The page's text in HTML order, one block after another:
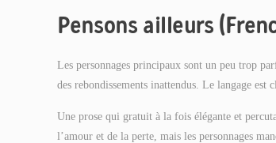
Pensons ailleurs
Les personnages principaux sont un peu trop
des rebondissements inattendus. Le langage
Une prose qui gratuit à la fois élégante et
l’amour et de la perte, mais les personnages